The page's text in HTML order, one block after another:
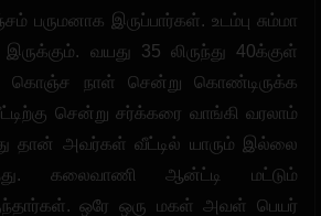
பருமனாக இருப்பார்கள். உடம்பு சும்மா
வயது 35 லிருந்து 40க்குள்
கொஞ்ச நாள் சென்று கொண்டிருக்க
சென்று சர்க்கரை வாங்கி வரலாம்
தான் அவர்கள் வீட்டில் யாரும் இல்லை
கலைவாணி ஆன்ட்டி மட்டும்
ஒரே ஒரு மகள் அவள் பெயர்